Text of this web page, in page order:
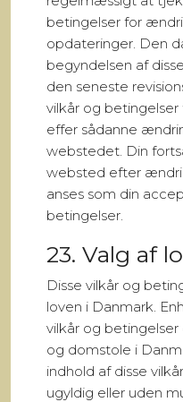
betingelser for
opdateringer. Den
begyndelsen af
den seneste
vilkår og
effer sådanne
webstedet. Din
websted efter
anses som din
betingelser.
23. Valg af
Disse vilkår og
loven i Danmark.
vilkår og
og domstole i
indhold af disse
ugyldig eller uden